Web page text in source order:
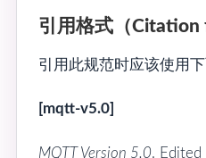
引用格式（Citation
引用此规范时应该使用
[mqtt-v5.0]
MQTT Version 5.0. Edited